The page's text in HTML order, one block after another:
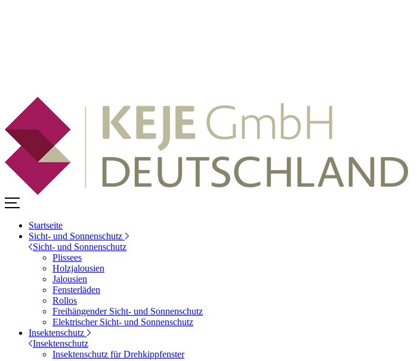
Startseite
Sicht- und Sonnenschutz
Sicht- und Sonnenschutz
Plissees
Holzjalousien
Jalousien
Fensterläden
Rollos
Freihängender Sicht- und Sonnenschutz
Elektrischer Sicht- und Sonnenschutz
Insektenschutz
Insektenschutz
Insektenschutz für Drehkippfenster